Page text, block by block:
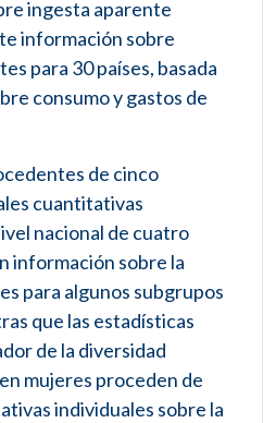
ingesta aparente
información sobre
para 30 países, basada
consumo y gastos de
de cinco
cuantitativas
nacional de cuatro
información sobre la
para algunos subgrupos
que las estadísticas
de la diversidad
mujeres proceden de
individuales sobre la